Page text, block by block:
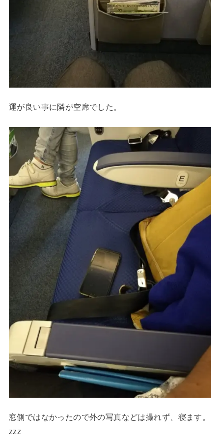
運が良い事に隣が空席でした。
窓側ではなかったので外の写真などは撮れず、寝ます。
zzz